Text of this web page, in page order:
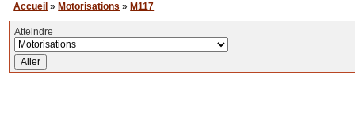
Accueil » Motorisations » M117
Atteindre